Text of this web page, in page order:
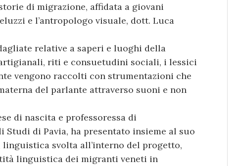
di migrazione, affidata a giovani
e l’antropologo visuale, dott. Luca
relative a saperi e luoghi della
riti e consuetudini sociali, i lessici
vengono raccolti con strumentazioni che
del parlante attraverso suoni e non
di nascita e professoressa di
di Pavia, ha presentato insieme al suo
svolta all’interno del progetto,
linguistica dei migranti veneti in